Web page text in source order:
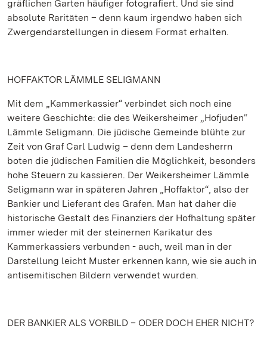
gräflichen Garten häufiger fotografiert. Und sie sind
absolute Raritäten – denn kaum irgendwo haben sich
Zwergendarstellungen in diesem Format erhalten.
HOFFAKTOR LÄMMLE SELIGMANN
Mit dem „Kammerkassier“ verbindet sich noch eine
weitere Geschichte: die des Weikersheimer „Hofjuden“
Lämmle Seligmann. Die jüdische Gemeinde blühte zur
Zeit von Graf Carl Ludwig – denn dem Landesherrn
boten die jüdischen Familien die Möglichkeit, besonders
hohe Steuern zu kassieren. Der Weikersheimer Lämmle
Seligmann war in späteren Jahren „Hoffaktor“, also der
Bankier und Lieferant des Grafen. Man hat daher die
historische Gestalt des Finanziers der Hofhaltung später
immer wieder mit der steinernen Karikatur des
Kammerkassiers verbunden - auch, weil man in der
Darstellung leicht Muster erkennen kann, wie sie auch in
antisemitischen Bildern verwendet wurden.
DER BANKIER ALS VORBILD – ODER DOCH EHER NICHT?